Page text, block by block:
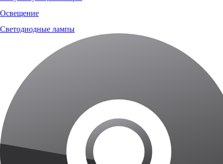
Освещение
Светодиодные лампы